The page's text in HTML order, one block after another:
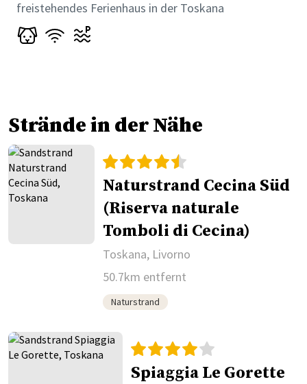
freistehendes Ferienhaus in der Toskana
Strände in der Nähe
Naturstrand Cecina Süd
(Riserva naturale
Tomboli di Cecina)
Toskana, Livorno
50.7km entfernt
Naturstrand
Spiaggia Le Gorette